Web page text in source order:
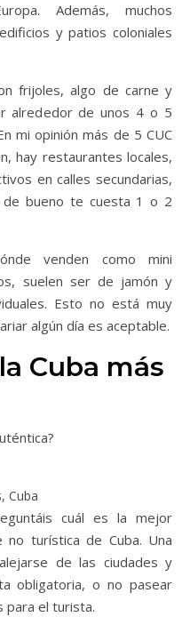
Además, muchos
y patios coloniales
frijoles, algo de carne y
alrededor de unos 4 o 5
mi opinión más de 5 CUC
hay restaurantes locales,
en calles secundarias,
bueno te cuesta 1 o 2
venden como mini
suelen ser de jamón y
Esto no está muy
algún día es aceptable.
Cuba más
Cuba
cuál es la mejor
turística de Cuba. Una
de las ciudades y
obligatoria, o no pasear
para el turista.